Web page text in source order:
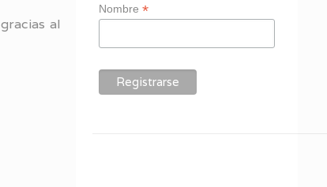
gracias al
Nombre *